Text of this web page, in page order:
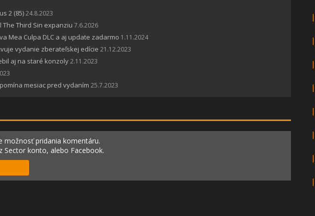
2 (85)24.8.2023
Third Sin expanziu 7.6.2026
Mea Culpa DLC a aj update zadarmo 1.11.2024
vydanie zberateľskej edície 21.12.2023
aj na staré konzoly2.11.2023
mesiac pred vydaním 25.7.2023
možnosť pridania komentáru.
Sector konto, alebo Facebook.
|
|
|
|
|
|
|
|